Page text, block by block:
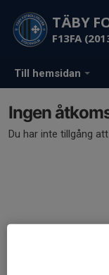
Till hemsidan
TÄBY
F13FA
Ingen
Du har inte tillgång